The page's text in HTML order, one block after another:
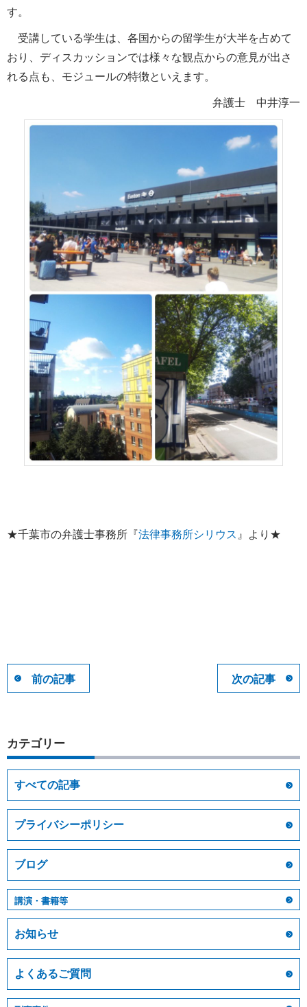
す。
受講している学生は、各国からの留学生が大半を占めて
おり、ディスカッションでは様々な観点からの意見が出さ
れる点も、モジュールの特徴といえます。
弁護士 中井淳一
★千葉市の弁護士事務所『法律事務所シリウス 』より★
前の記事 次の記事
カテゴリー
すべての記事
プライバシーポリシー
ブログ
講演・書籍等
お知らせ
よくあるご質問